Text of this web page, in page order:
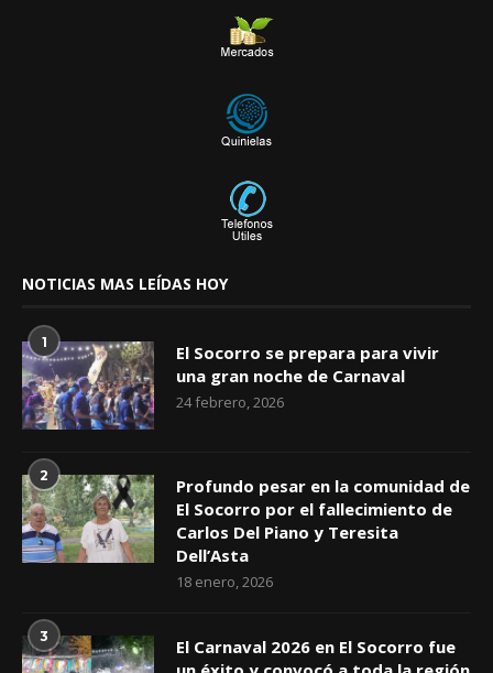
NOTICIAS MAS LEÍDAS HOY
1
El Socorro se prepara para vivir
una gran noche de Carnaval
24 febrero, 2026
2
Profundo pesar en la comunidad de
El Socorro por el fallecimiento de
Carlos Del Piano y Teresita
Dell’Asta
18 enero, 2026
3
El Carnaval 2026 en El Socorro fue